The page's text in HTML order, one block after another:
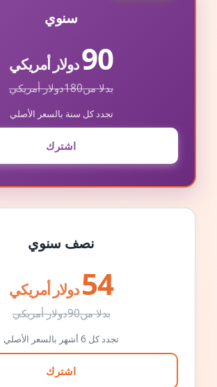
سنوي
90دولار أمريكي
بدلا من180دولار أمريكي
تجدد كل سنة بالسعر الأصلي
اشترك
نصف سنوي
54 دولار أمريكي
بدلا من90دولار أمريكي
تجدد كل 6 أشهر بالسعر الأصلي
اشترك